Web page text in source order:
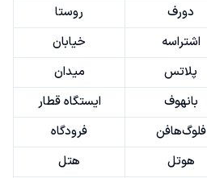
دورف
روستا
اشتراسه
خیابان
پلاتس
میدان
بانهوف
ایستگاه قطار
فلوگ‌هافن
فرودگاه
هوتل
هتل